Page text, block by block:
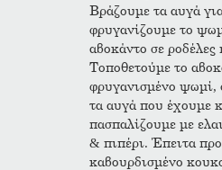
Βράζουμε τα αυγά
φρυγανίζουμε το
αβοκάντο σε ροδέλες
Τοποθετούμε το
φρυγανισμένο ψωμί,
τα αυγά που έχουμε
πασπαλίζουμε με
& πιπέρι. Έπειτα
καβουρδισμένο